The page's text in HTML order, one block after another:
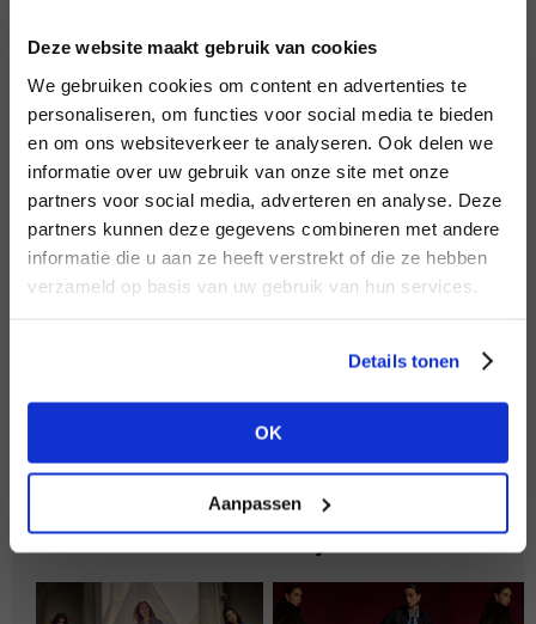
Deze website maakt gebruik van cookies
We gebruiken cookies om content en advertenties te
personaliseren, om functies voor social media te bieden
en om ons websiteverkeer te analyseren. Ook delen we
informatie over uw gebruik van onze site met onze
partners voor social media, adverteren en analyse. Deze
partners kunnen deze gegevens combineren met andere
informatie die u aan ze heeft verstrekt of die ze hebben
verzameld op basis van uw gebruik van hun services.
Details tonen
OK
Aanpassen
INLOGGEN
Wachtwoord
INLOGGEN
NOG GEEN ACCOUNT?
HEB JE NOG GEEN
ACCOUNT?
aan of bekijk de andere mogelijkheden.
BEKIJK ALLE OPTIES
MERK
Knit-ted
Harper & Yve
MERK
MERK
PENN&INK N.Y